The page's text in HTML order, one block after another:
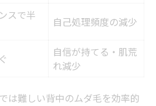
スで半
自己処理頻度の減少
自信が持てる・肌荒
れ減少
は難しい背中のムダ毛を効率的